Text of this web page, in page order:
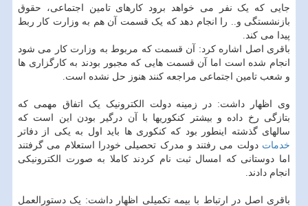
جایی که یک نفر می خواهد برود کارهای تامین اجتماعی، حقوق
بازنشستگی و.. را انجام دهد که یک قسمت آن هم به وزارت کار ربط
پیدا می کند.
باقری اصل اشاره کرد: آن قسمت که مربوط به وزارت کار می شود
انجام شده است اما آن قسمت هایی که مجبور بودند به کارگزاری ها
و شعب تامین اجتماعی مراجعه کنند هنوز حل نشده است.
وی اظهار داشت: در زمینه دولت الکترونیک یک اتفاق مهمی که
بتازگی رخ داده و بیشتر کنکوریها با آن درگیر بودن این است که
سالهای گذشته اینطور بود که کنکوری ها باید اول به یکی از دفاتر
خدمات دولت می رفتند و مدرک تحصیلی خودرا استعلام می گرفتند
اما دوستانی که امسال ثبت نام کردند کاملا به صورت الکترونیکی
انجام دادند.
باقری اصل در ارتباط با بیمه تکمیلی اظهار داشت: یک دستورالعمل